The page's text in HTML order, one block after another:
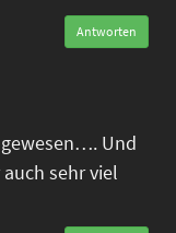
Antworten
Und
sehr viel